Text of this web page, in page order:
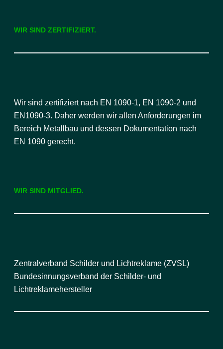
WIR SIND ZERTIFIZIERT.
Wir sind zertifiziert nach EN 1090-1, EN 1090-2 und
EN1090-3. Daher werden wir allen Anforderungen im
Bereich Metallbau und dessen Dokumentation nach
EN 1090 gerecht.
WIR SIND MITGLIED.
Zentralverband Schilder und Lichtreklame (ZVSL)
Bundesinnungsverband der Schilder- und
Lichtreklamehersteller